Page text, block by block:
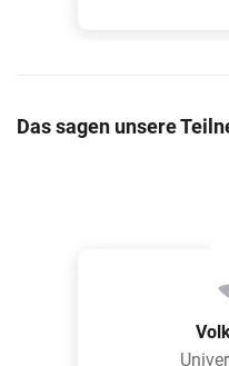
Das sagen unsere